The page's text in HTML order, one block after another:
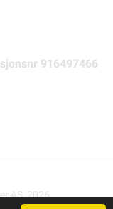
916497466
AS, 2026